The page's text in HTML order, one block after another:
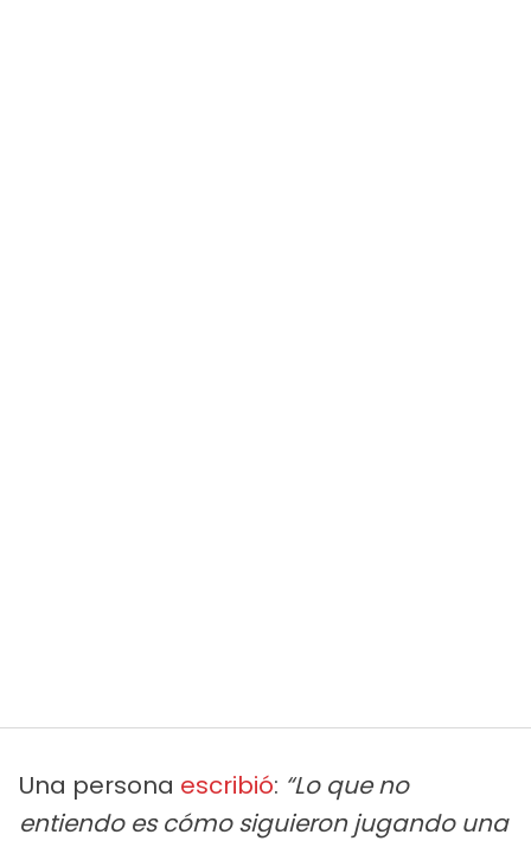
Una persona escribió: “Lo que no
entiendo es cómo siguieron jugando una